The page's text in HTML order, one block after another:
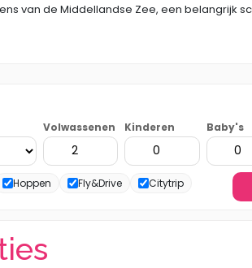
van de Middellandse Zee, een belangrijk
Volwassenen Kinderen Baby's
Hoppen Fly&Drive Citytrip